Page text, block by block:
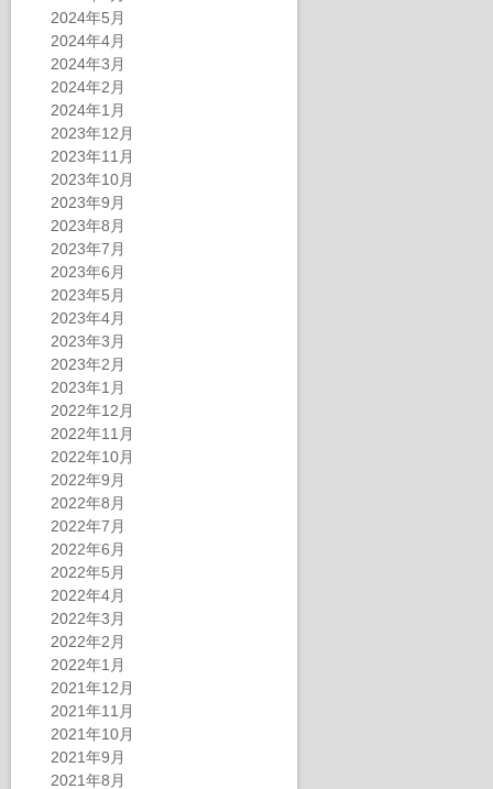
2024年5月
2024年4月
2024年3月
2024年2月
2024年1月
2023年12月
2023年11月
2023年10月
2023年9月
2023年8月
2023年7月
2023年6月
2023年5月
2023年4月
2023年3月
2023年2月
2023年1月
2022年12月
2022年11月
2022年10月
2022年9月
2022年8月
2022年7月
2022年6月
2022年5月
2022年4月
2022年3月
2022年2月
2022年1月
2021年12月
2021年11月
2021年10月
2021年9月
2021年8月